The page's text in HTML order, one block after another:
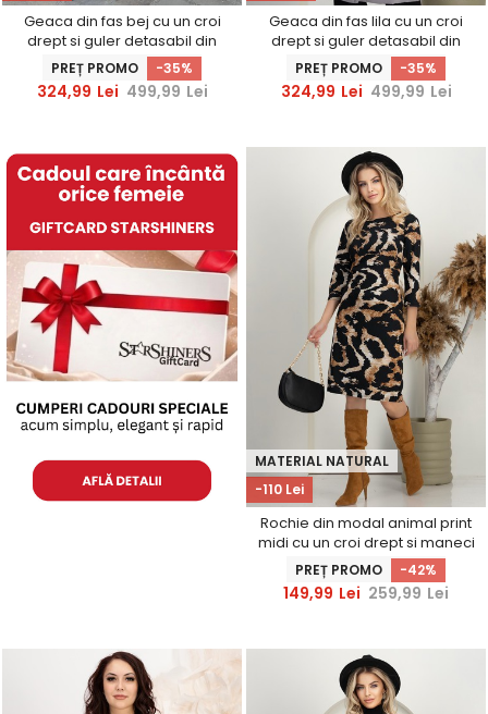
Geaca din fas bej cu un croi
drept si guler detasabil din
blana ecologica
PREȚ PROMO -35%
324,99 Lei 499,99 Lei
Geaca din fas lila cu un croi
drept si guler detasabil din
blana ecologica
PREȚ PROMO -35%
324,99 Lei 499,99 Lei
-110 Lei
MATERIAL NATURAL
Rochie din modal animal print
midi cu un croi drept si maneci
trei-sferturi
PREȚ PROMO -42%
149,99 Lei 259,99 Lei